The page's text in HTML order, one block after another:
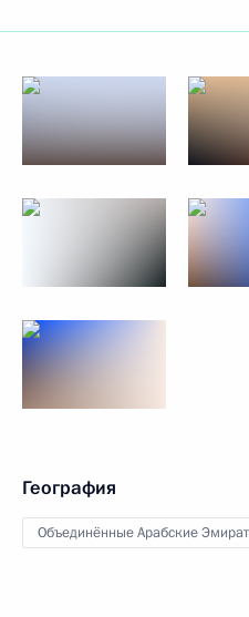
География
Объединённые Арабские